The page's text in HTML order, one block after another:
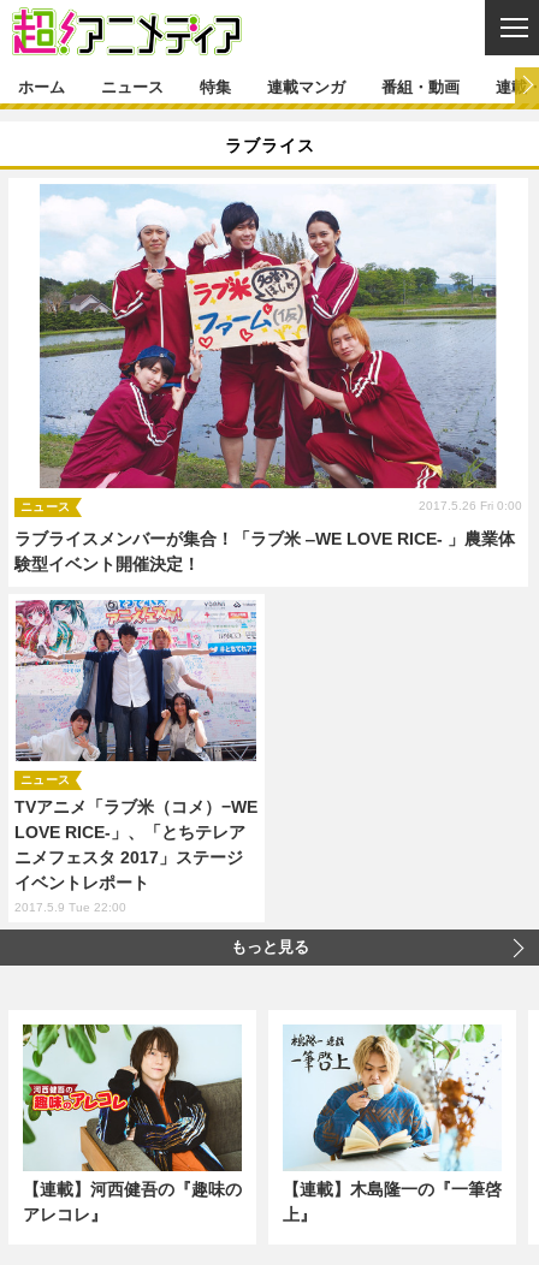
ニュース一覧 アニメ
ゲーム・アプリ
映画 音楽
グッズ イベント
声優 コスプレ
舞台 新帝スタ
特集
特集一覧
インタビュー レポート
ラキりす
連載マンガ
連載マンガ一覧 連載一覧
番組・動画
番組・動画一覧 ラジオ
動画
連載・ブログ
連載・ブログ一覧 コラム
編集部ブログ・お知らせ
ホーム ニュース 特集 連載マンガ 番組・動画 連載
ラブライス
ラブライスメンバーが集合！「ラブ米 ‒WE LOVE RICE- 」農業体
験型イベント開催決定！
ニュース 2017.5.26 Fri 0:00
TVアニメ「ラブ米（コメ）−WE
LOVE RICE-」、「とちテレア
ニメフェスタ 2017」ステージ
イベントレポート
ニュース
2017.5.9 Tue 22:00
もっと見る
【連載】河西健吾の『趣味の
アレコレ』
【連載】木島隆一の『一筆啓
上』